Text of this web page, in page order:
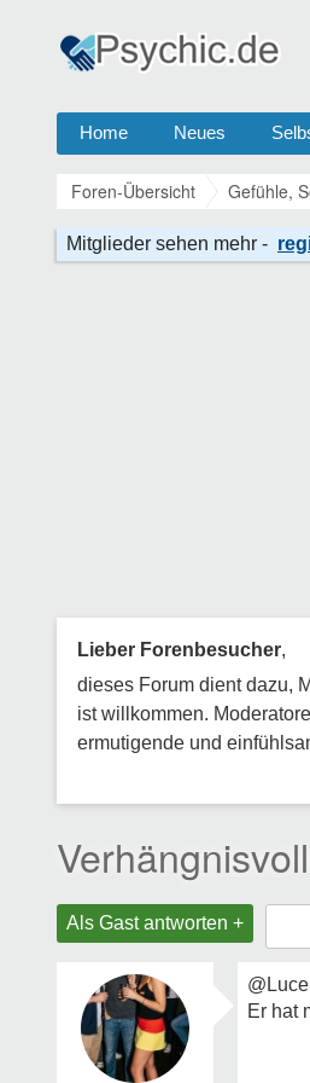
Home Neues
Foren-Übersicht Gefühle,
Lieber Forenbesucher,
dieses Forum dient dazu,
ist willkommen.
ermutigende und
Als Gast antworten +
Er hat